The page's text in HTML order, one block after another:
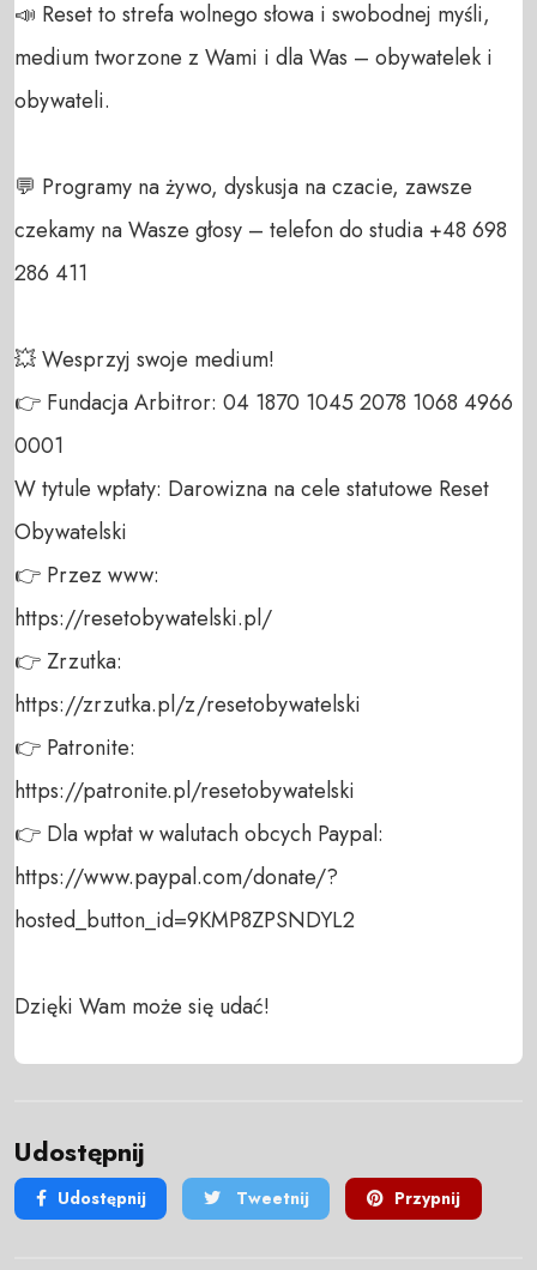
📣 Reset to strefa wolnego słowa i swobodnej myśli,
medium tworzone z Wami i dla Was – obywatelek i
obywateli.
💬 Programy na żywo, dyskusja na czacie, zawsze
czekamy na Wasze głosy – telefon do studia +48 698
286 411
💥 Wesprzyj swoje medium!
👉 Fundacja Arbitror: 04 1870 1045 2078 1068 4966
0001
W tytule wpłaty: Darowizna na cele statutowe Reset
Obywatelski
👉 Przez www:
https://resetobywatelski.pl/
👉 Zrzutka:
https://zrzutka.pl/z/resetobywatelski
👉 Patronite:
https://patronite.pl/resetobywatelski
👉 Dla wpłat w walutach obcych Paypal:
https://www.paypal.com/donate/?
hosted_button_id=9KMP8ZPSNDYL2
Dzięki Wam może się udać!
Udostępnij
Udostępnij Tweetnij Przypnij